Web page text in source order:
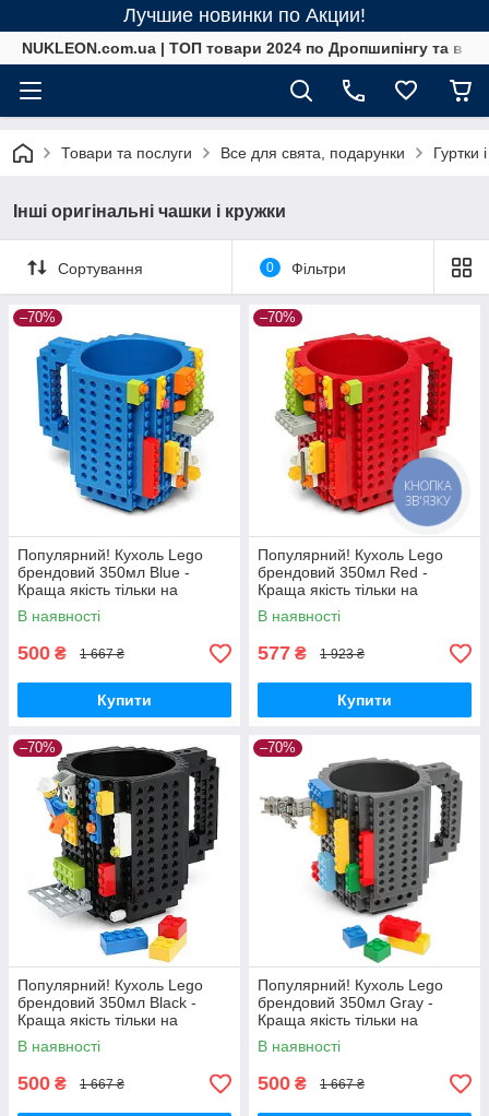
Лучшие новинки по Акции!
NUKLEON.com.ua | ТОП товари 2024 по Дропшипінгу та в
Товари та послуги Все для свята, подарунки Гуртки
Інші оригінальні чашки і кружки
Сортування 0 Фільтри
–70%
Популярний! Кухоль Lego
брендовий 350мл Blue -
Краща якість тільки на
Nukleon.com.ua
В наявності
500 ₴ 1 667 ₴
Купити
–70%
Популярний! Кухоль Lego
брендовий 350мл Red -
Краща якість тільки на
Nukleon.com.ua
В наявності
577 ₴ 1 923 ₴
Купити
–70%
Популярний! Кухоль Lego
брендовий 350мл Black -
Краща якість тільки на
Nukleon.com.ua
В наявності
500 ₴ 1 667 ₴
–70%
Популярний! Кухоль Lego
брендовий 350мл Gray -
Краща якість тільки на
Nukleon.com.ua
В наявності
500 ₴ 1 667 ₴
КНОПКА
ЗВ'ЯЗКУ